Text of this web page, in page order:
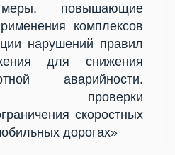
повышающие
комплексов
нарушений правил
для снижения
аварийности.
проверки
скоростных
дорогах»